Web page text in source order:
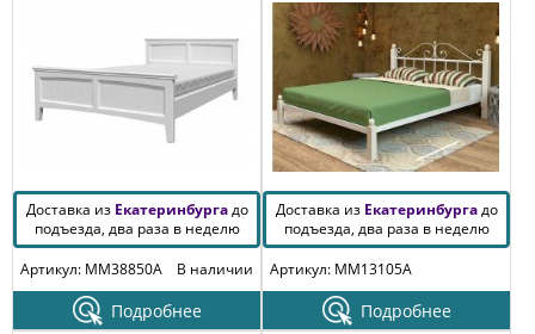
Доставка из Екатеринбургадо
подъезда, два раза в неделю
Артикул: MM38850A
В наличии
Подробнее
Доставка из Екатеринбургадо
подъезда, два раза в неделю
Артикул: MM13105A
Подробнее